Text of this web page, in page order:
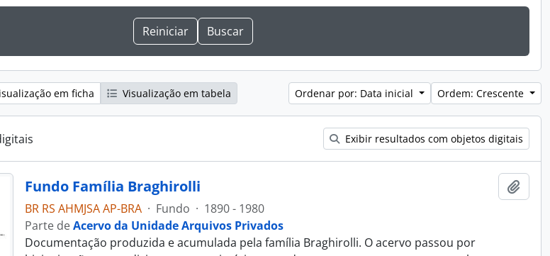
em ficha Visualização em tabela Ordenar por: Data inicial Ordem: Crescente
Exibir resultados com objetos digitais
Fundo Família Braghirolli
BR RS AHMJSA AP-BRA · Fundo · 1890 - 1980
Parte deAcervo da Unidade Arquivos Privados
Documentação produzida e acumulada pela família Braghirolli. O acervo passou por